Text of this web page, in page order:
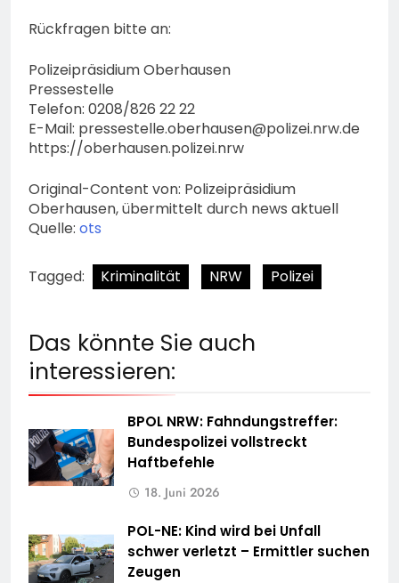
Rückfragen bitte an:
Polizeipräsidium Oberhausen
Pressestelle
Telefon: 0208/826 22 22
E-Mail: pressestelle.oberhausen@polizei.nrw.de
https://oberhausen.polizei.nrw
Original-Content von: Polizeipräsidium
Oberhausen, übermittelt durch news aktuell
Quelle: ots
Tagged: Kriminalität NRW Polizei
Das könnte Sie auch
interessieren:
BPOL NRW: Fahndungstreffer:
Bundespolizei vollstreckt
Haftbefehle
18. Juni 2026
POL-NE: Kind wird bei Unfall
schwer verletzt – Ermittler suchen
Zeugen